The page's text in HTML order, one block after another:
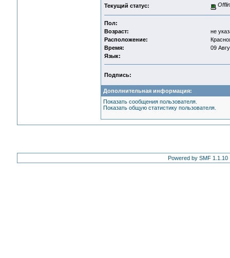
Текущий статус:
Пол:
Возраст:
не
Расположение:
Время:
09
Язык:
Подпись:
Дополнительная информация:
Показать сообщения пользователя.
Показать общую статистику пользователя.
Powered by SMF 1.1.10